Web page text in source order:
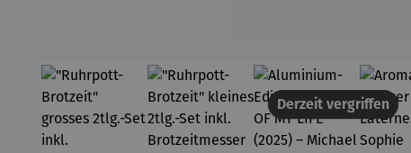
Derzeit vergriffen